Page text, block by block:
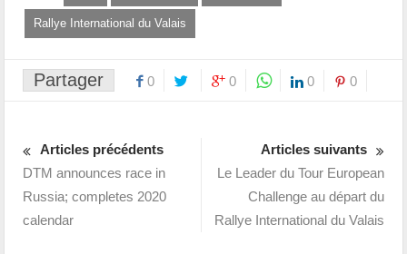
Rallye International du Valais
Partager 0 0 0 0
Articles précédents
DTM announces race in
Russia; completes 2020
calendar
Articles suivants
Le Leader du Tour European
Challenge au départ du
Rallye International du Valais